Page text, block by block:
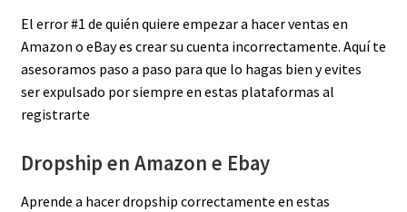
El error #1 de quién quiere empezar a hacer ventas en
Amazon o eBay es crear su cuenta incorrectamente. Aquí te
asesoramos paso a paso para que lo hagas bien y evites
ser expulsado por siempre en estas plataformas al
registrarte
Dropship en Amazon e Ebay
Aprende a hacer dropship correctamente en estas